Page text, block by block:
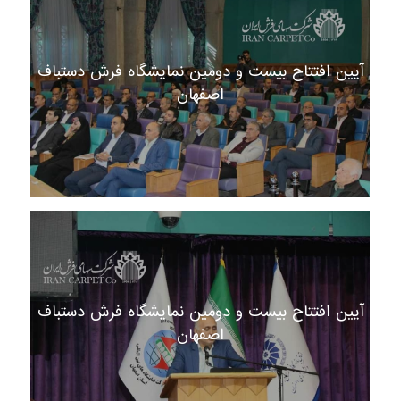
آیین افتتاح بیست و دومین نمایشگاه فرش دستباف
اصفهان
آیین افتتاح بیست و دومین نمایشگاه فرش دستباف
اصفهان